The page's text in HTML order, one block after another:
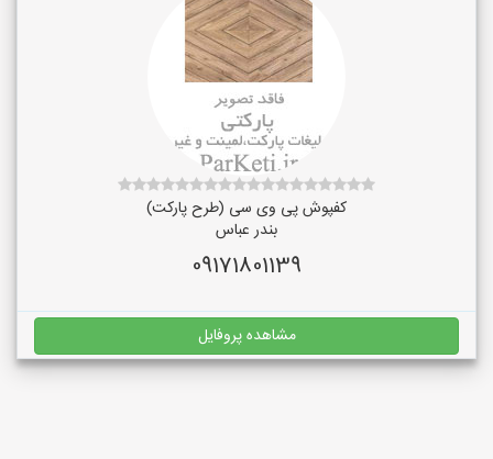
کفپوش پی وی سی (طرح پارکت)
بندر عباس
09171801139
مشاهده پروفایل